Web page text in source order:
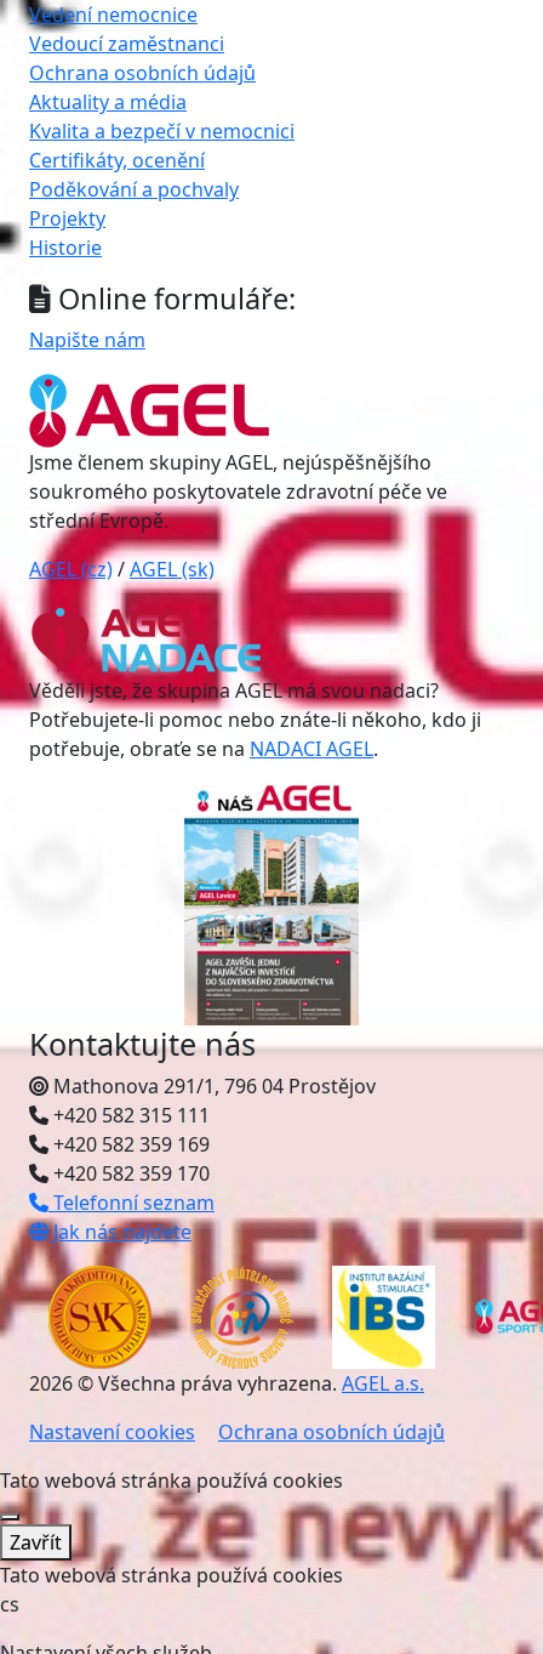
Vedení nemocnice
Vedoucí zaměstnanci
Ochrana osobních údajů
Aktuality a média
Kvalita a bezpečí v nemocnici
Certifikáty, ocenění
Poděkování a pochvaly
Projekty
Historie
Online formuláře:
Napište nám
Jsme členem skupiny AGEL, nejúspěšnějšího
soukromého poskytovatele zdravotní péče ve
střední Evropě.
AGEL (cz)/AGEL (sk)
Věděli jste, že skupina AGEL má svou nadaci?
Potřebujete-li pomoc nebo znáte-li někoho, kdo ji
potřebuje, obraťe se na NADACI AGEL.
Kontaktujte nás
Mathonova 291/1, 796 04 Prostějov
+420 582 315 111
+420 582 359 169
+420 582 359 170
Telefonní seznam
Jak nás najdete
2026 © Všechna práva vyhrazena. AGEL a.s.
Nastavení cookies
Ochrana osobních údajů
Tato webová stránka používá cookies
Zavřít
Tato webová stránka používá cookies
cs